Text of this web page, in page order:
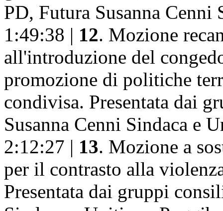
PD, Futura Susanna
1:49:38 | 12. Mozione
all'introduzione del
promozione di politiche
condivisa. Presentata dai
Susanna Cenni Sindaca e
2:12:27 | 13. Mozione a
per il contrasto alla
Presentata dai gruppi